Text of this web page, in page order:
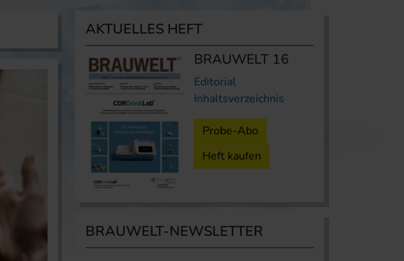
AKTUELLES HEFT
BRAUWELT 16
Editorial
Inhaltsverzeichnis
Probe-Abo
Heft kaufen
BRAUWELT-NEWSLETTER